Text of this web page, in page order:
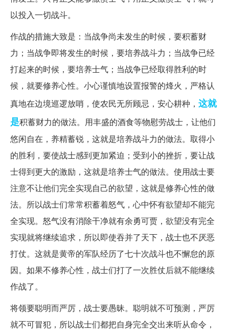
以投入一切战斗。
作战的措施大致是：当战争尚未发生的时候，要积蓄财
力；当战争即将发生的时候，要培养战斗力；当战争已经
打起来的时候，要培养士气；当战争已经取得胜利的时
候，就要修养心性。小心谨慎地设置报警的烽火，严格认
真地在边境巡逻放哨，使农民无所顾忌，安心耕种， 这就
是积蓄财力的做法。用丰盛的酒食等物慰劳战士，让他们
悠闲自在，养精蓄锐，这就是培养战斗力的做法。取得小
的胜利，要使战士感到更加紧迫；受到小的挫折，要让战
士得到更大的激励，这就是培养士气的做法。使用战士要
注意不让他们完全实现自己的欲望，这就是修养心性的做
法。所以战士们常常积蓄着怒气，心中怀有欲望却不能完
全实现。怒气没有消除干净就有余勇可贾，欲望没有完全
实现就将继续追求，所以即使吞并了天下，战士也不厌恶
打仗。这就是黄帝的军队经历了七十次战斗也不懈怠的原
因。如果不修养心性，战士们打了一次胜仗后就不能继续
作战了。
将领要聪明而严厉，战士要愚昧。聪明就不可预测，严厉
就不可冒犯，所以战士们都把自身完全交出来听从命令，